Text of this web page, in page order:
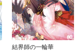
結界師の一輪華